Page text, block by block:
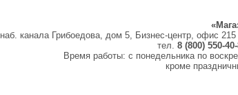
наб. канала Грибоедова, дом 5, Бизнес-центр, офис 215
тел. 8 (800) 550-
Время работы: c понедельника по
кроме